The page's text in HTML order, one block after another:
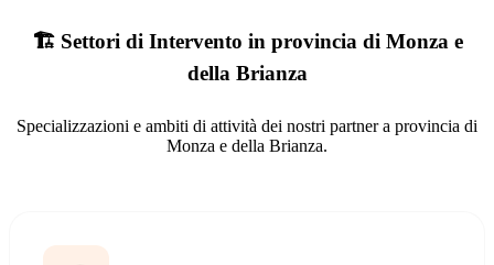
🏗️ Settori di Intervento in provincia di Monza e
della Brianza
Specializzazioni e ambiti di attività dei nostri partner a provincia di
Monza e della Brianza.